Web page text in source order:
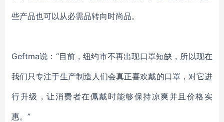
些产品也可以从必需品转向时尚品。
Geftma说：“目前，纽约市不再出现口罩短缺，所以现在
我们只专注于生产制造人们会真正喜欢戴的口罩，对它进
行升级，让消费者在佩戴时能够保持凉爽并且价格实
惠。”